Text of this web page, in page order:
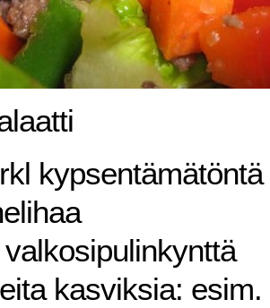
kasviksia: